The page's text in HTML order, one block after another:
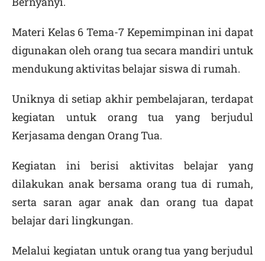
Materi Kelas 6 Tema-7 Kepemimpinan ini dapat
digunakan oleh orang tua secara mandiri untuk
mendukung aktivitas belajar siswa di rumah.
Uniknya di setiap akhir pembelajaran, terdapat
kegiatan untuk orang tua yang berjudul
Kerjasama dengan Orang Tua.
Kegiatan ini berisi aktivitas belajar yang
dilakukan anak bersama orang tua di rumah,
serta saran agar anak dan orang tua dapat
belajar dari lingkungan.
Melalui kegiatan untuk orang tua yang berjudul